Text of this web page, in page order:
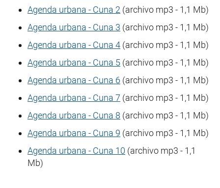
Agenda urbana - Cuna 2 (archivo mp3 - 1,1 Mb)
Agenda urbana - Cuna 3 (archivo mp3 - 1,1 Mb)
Agenda urbana - Cuna 4 (archivo mp3 - 1,1 Mb)
Agenda urbana - Cuna 5 (archivo mp3 - 1,1 Mb)
Agenda urbana - Cuna 6 (archivo mp3 - 1,1 Mb)
Agenda urbana - Cuna 7 (archivo mp3 - 1,1 Mb)
Agenda urbana - Cuna 8 (archivo mp3 - 1,1 Mb)
Agenda urbana - Cuna 9 (archivo mp3 - 1,1 Mb)
Agenda urbana - Cuna 10 (archivo mp3 - 1,1
Mb)